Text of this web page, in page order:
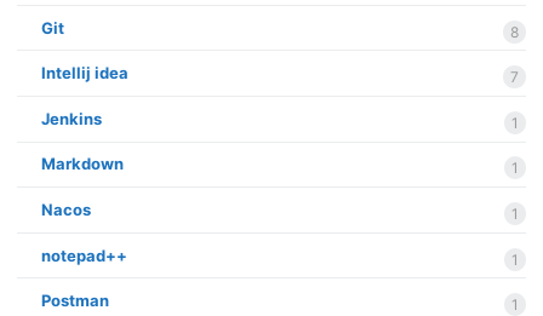
Git 8
Intellij idea 7
Jenkins 1
Markdown 1
Nacos 1
notepad++ 1
Postman 1